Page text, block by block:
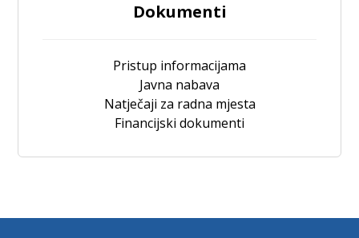
Dokumenti
Pristup informacijama
Javna nabava
Natječaji za radna mjesta
Financijski dokumenti